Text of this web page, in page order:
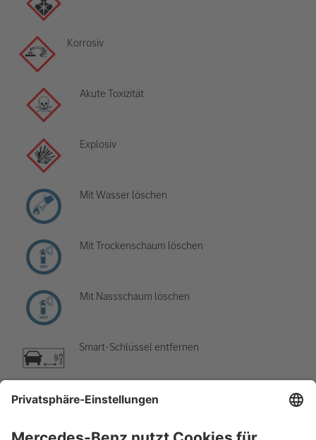
Korrosiv
Akute Toxizität
Explosiv
Mit Wasser löschen
Mit Trockenschaum löschen
Mit Nassschaum löschen
Smart-Schlüssel entfernen
Klimaanlage